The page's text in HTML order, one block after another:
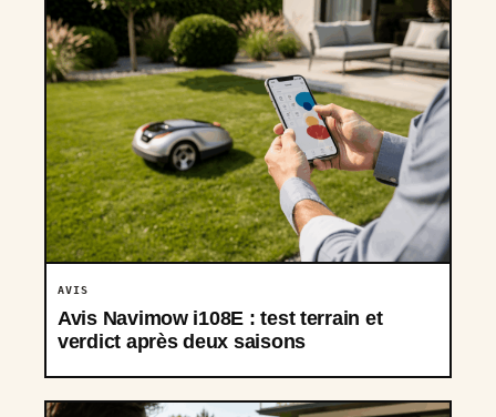
AVIS
Avis Navimow i108E : test terrain et
verdict après deux saisons